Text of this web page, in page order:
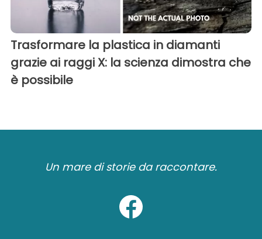
Trasformare la plastica in diamanti
grazie ai raggi X: la scienza dimostra che
è possibile
Un mare di storie da raccontare.